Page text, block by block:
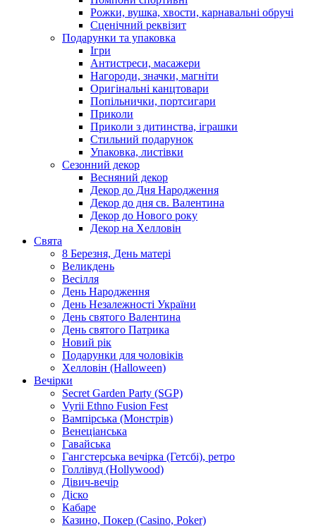
Рожки, вушка, хвости, карнавальні обручі
Сценічний реквізит
Подарунки та упаковка
Ігри
Антистреси, масажери
Нагороди, значки, магніти
Оригінальні канцтовари
Попільнички, портсигари
Приколи
Приколи з дитинства, іграшки
Стильний подарунок
Упаковка, листівки
Сезонний декор
Весняний декор
Декор до Дня Народження
Декор до дня св. Валентина
Декор до Нового року
Декор на Хелловін
Свята
8 Березня, День матері
Великдень
Весілля
День Народження
День Незалежності України
День святого Валентина
День святого Патрика
Новий рік
Подарунки для чоловіків
Хелловін (Halloween)
Вечірки
Secret Garden Party (SGP)
Vyrii Ethno Fusion Fest
Вампірська (Монстрів)
Венеціанська
Гавайська
Гангстерська вечірка (Гетсбі), ретро
Голлівуд (Hollywood)
Дівич-вечір
Діско
Кабаре
Казино, Покер (Casino, Poker)